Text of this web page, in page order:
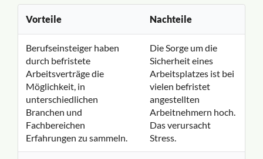
Vorteile Nachteile
Berufseinsteiger haben
durch befristete
Arbeitsverträge die
Möglichkeit, in
unterschiedlichen
Branchen und
Fachbereichen
Erfahrungen zu sammeln.
Die Sorge um die
Sicherheit eines
Arbeitsplatzes ist bei
vielen befristet
angestellten
Arbeitnehmern hoch.
Das verursacht
Stress.